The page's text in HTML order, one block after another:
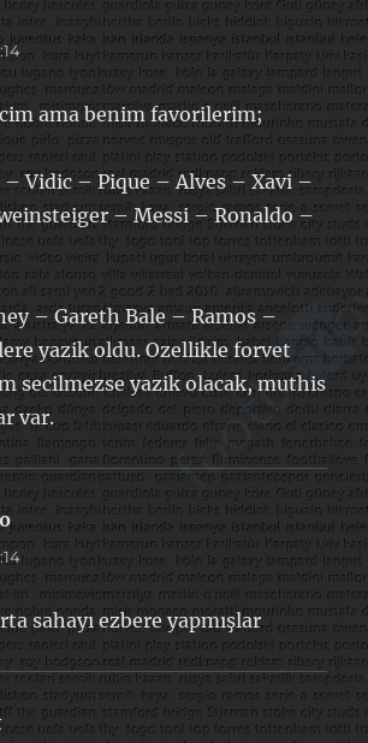
ama benim favorilerim;
Vidic – Pique – Alves – Xavi –
– Messi – Ronaldo –
– Gareth Bale – Ramos –
yazik oldu. Ozellikle forvet
secilmezse yazik olacak, muthis
var.
dedi
ki:
sahayı ezbere yapmışlar
dedi